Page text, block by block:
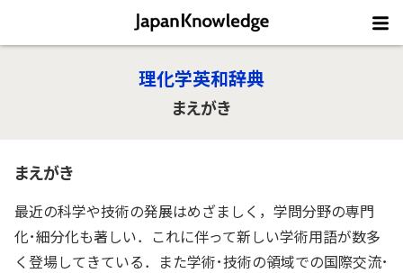
理化学英和辞典
まえがき
まえがき
最近の科学や技術の発展はめざましく，学問分野の専門
化･細分化も著しい．これに伴って新しい学術用語が数多
く登場してきている．また学術･技術の領域での国際交流･